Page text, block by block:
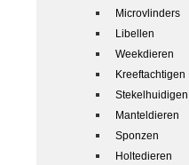
Microvlinders
Libellen
Weekdieren
Kreeftachtigen
Stekelhuidigen
Manteldieren
Sponzen
Holtedieren